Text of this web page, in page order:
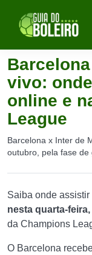
vivo:
online e
League
Barcelona x Inter de
outubro, pela fase de
Saiba onde assistir
nesta quarta-
da Champions
O Barcelona